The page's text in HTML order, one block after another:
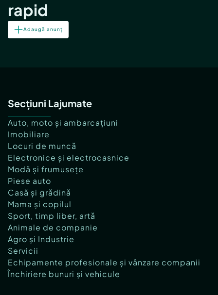
rapid
Adaugă anunț
Secțiuni Lajumate
Auto, moto și ambarcațiuni
Imobiliare
Locuri de muncă
Electronice și electrocasnice
Modă și frumusețe
Piese auto
Casă și grădină
Mama și copilul
Sport, timp liber, artă
Animale de companie
Agro și Industrie
Servicii
Echipamente profesionale și vânzare companii
Închiriere bunuri și vehicule